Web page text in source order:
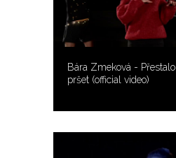
Bára Zmeková - Přestalo
pršet (official video)